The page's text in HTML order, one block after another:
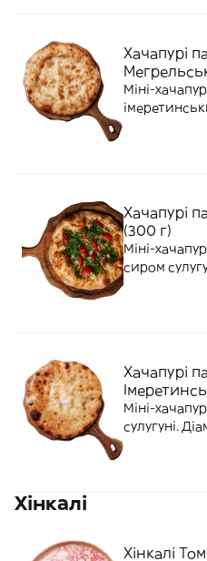
Хачапурі
Міні-
Хачапурі
(300 г)
Міні-
сиром
Хачапурі
Міні-
сулугуні.
Хінкалі
Хінкалі